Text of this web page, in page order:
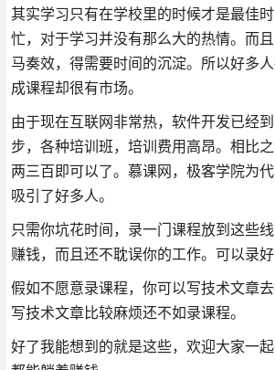
其实学习只有在学校里的时候才是最佳
忙，对于学习并没有那么大的热情。而
马奏效，得需要时间的沉淀。所以好多
成课程却很有市场。
由于现在互联网非常热，软件开发已经
步，各种培训班，培训费用高昂。相比
两三百即可以了。慕课网，极客学院为
吸引了好多人。
只需你坑花时间，录一门课程放到这些
赚钱，而且还不耽误你的工作。可以录好
假如不愿意录课程，你可以写技术文章
写技术文章比较麻烦还不如录课程。
好了我能想到的就是这些，欢迎大家一